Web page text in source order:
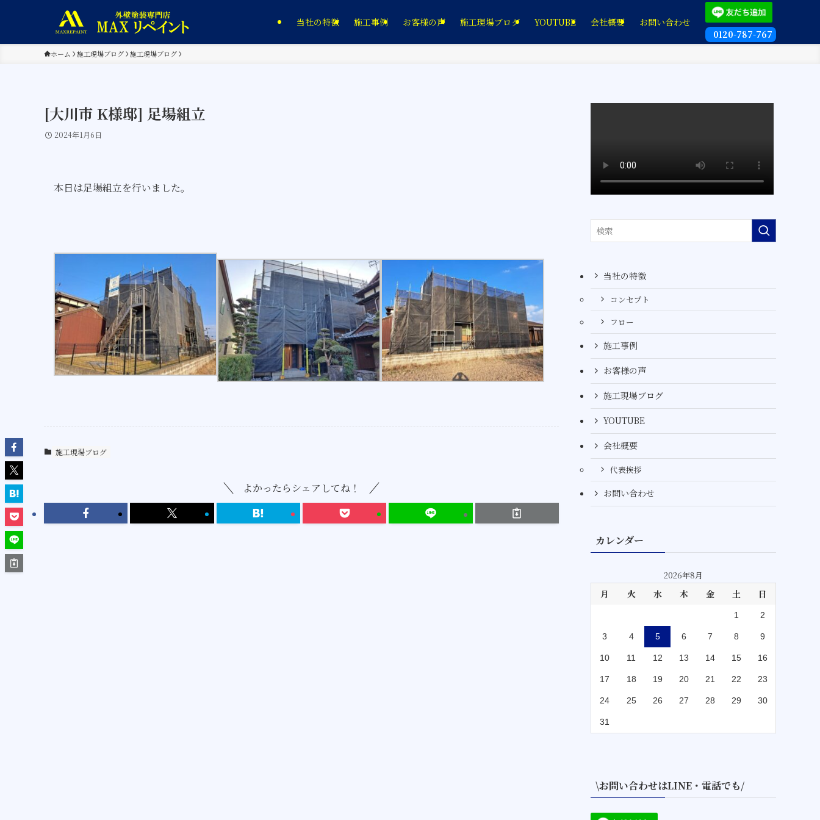
当社の特徴 施工事例 お客様の声 施工現場ブログ YOUTUBE 会社概要
お問い合わせ
0120-787-767
ホーム 施工現場ブログ 施工現場ブログ
[大川市 K様邸] 足場組立
2024年1月6日
本日は足場組立を行いました。
施工現場ブログ
よかったらシェアしてね！
当社の特徴
コンセプト
フロー
施工事例
お客様の声
施工現場ブログ
YOUTUBE
会社概要
代表挨拶
お問い合わせ
カレンダー
2026年8月
月 火 水 木 金 土 日
1 2
3 4 5 6 7 8 9
10 11 12 13 14 15 16
17 18 19 20 21 22 23
24 25 26 27 28 29 30
31
\お問い合わせはLINE・電話でも/